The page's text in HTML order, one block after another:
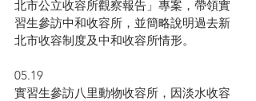
北市公立收容所觀察報告」專案，帶領實
習生參訪中和收容所，並簡略說明過去新
北市收容制度及中和收容所情形。
05.19
實習生參訪八里動物收容所，因淡水收容